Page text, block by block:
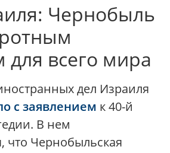
Чернобыль
всего мира
дел Израиля
с заявлением к 40-й
В нем
что Чернобыльская